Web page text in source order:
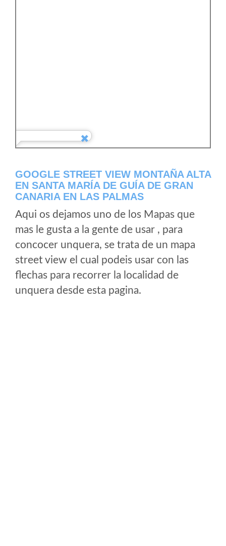
GOOGLE STREET VIEW MONTAÑA ALTA
EN SANTA MARÍA DE GUÍA DE GRAN
CANARIA EN LAS PALMAS
Aqui os dejamos uno de los Mapas que
mas le gusta a la gente de usar , para
concocer unquera, se trata de un mapa
street view el cual podeis usar con las
flechas para recorrer la localidad de
unquera desde esta pagina.